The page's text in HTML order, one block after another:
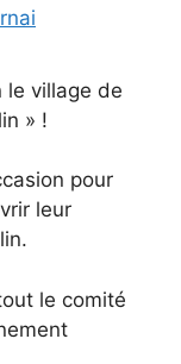
le village de
» !
pour
leur
le comité